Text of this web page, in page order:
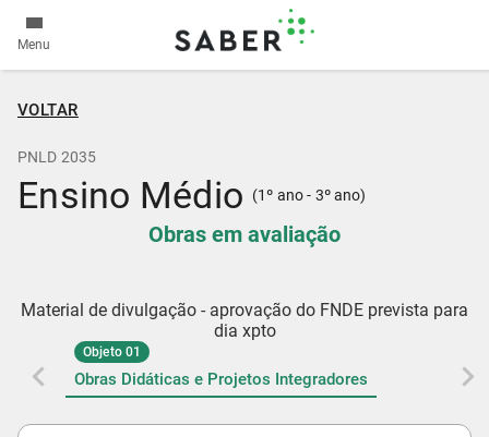
Menu
VOLTAR
PNLD 2035
Ensino Médio (1º ano - 3º ano)
Obras em avaliação
Material de divulgação - aprovação do FNDE prevista para
dia xpto
Objeto 01
Obras Didáticas e Projetos Integradores